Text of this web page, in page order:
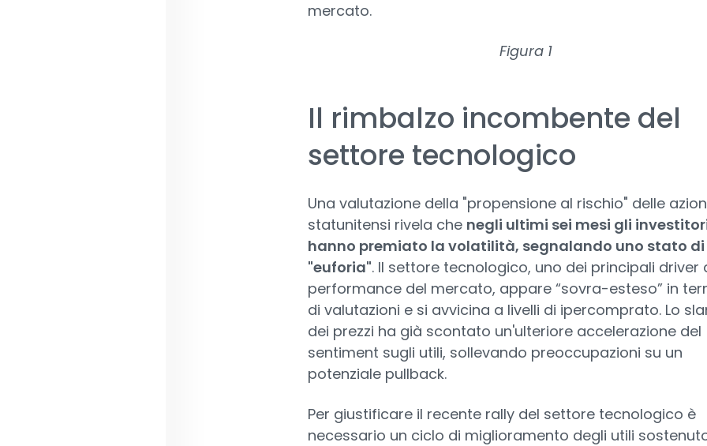
mercato.
Figura 1
Il rimbalzo incombente del
settore tecnologico
Una valutazione della "propensione al rischio" delle
statunitensi rivela che negli ultimi sei mesi gli
hanno premiato la volatilità, segnalando uno stato di
"euforia". Il settore tecnologico, uno dei principali driver
performance del mercato, appare “sovra-esteso” in
di valutazioni e si avvicina a livelli di ipercomprato. Lo
dei prezzi ha già scontato un'ulteriore accelerazione del
sentiment sugli utili, sollevando preoccupazioni su un
potenziale pullback.
Per giustificare il recente rally del settore tecnologico è
necessario un ciclo di miglioramento degli utili